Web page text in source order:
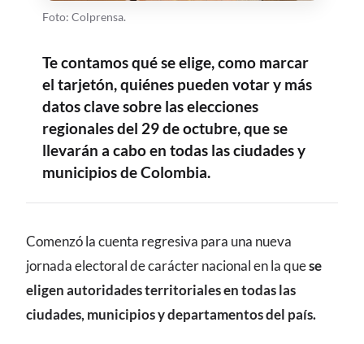
Foto: Colprensa.
Te contamos qué se elige, como marcar
el tarjetón, quiénes pueden votar y más
datos clave sobre las elecciones
regionales del 29 de octubre, que se
llevarán a cabo en todas las ciudades y
municipios de Colombia.
CONTENIDO
Comenzó la cuenta regresiva para una nueva
jornada electoral de carácter nacional en la quese
eligen autoridades territoriales en todas las
ciudades, municipios y departamentos del país.